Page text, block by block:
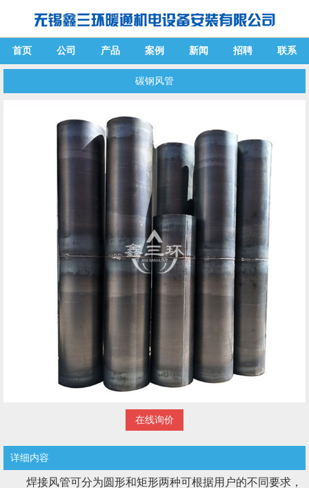
首页 公司 产品 案例 新闻 招聘 联系
碳钢风管
在线询价
详细内容
焊接风管可分为圆形和矩形两种可根据用户的不同要求，